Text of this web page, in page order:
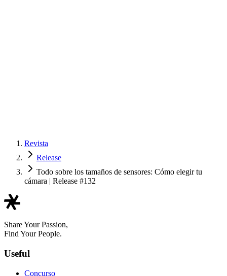
Revista
Release
Todo sobre los tamaños de sensores: Cómo elegir tu
cámara | Release #132
Share Your Passion,
Find Your People.
Useful
Concurso